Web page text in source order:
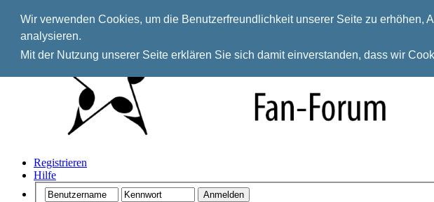
Wir verwenden Cookies, um die Benutzerfreundlichkeit unserer Seite zu erhöhen,
analysieren.
Mit der Nutzung unserer Seite erklären Sie sich damit einverstanden, dass wir
Registrieren
Hilfe